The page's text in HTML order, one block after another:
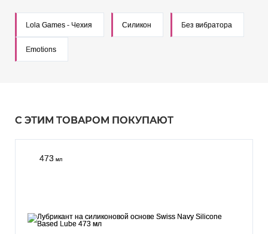
Lola Games - Чехия Силикон Без вибратора
Emotions
С ЭТИМ ТОВАРОМ ПОКУПАЮТ
473 мл